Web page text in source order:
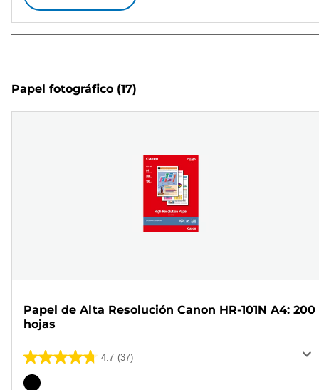
Papel fotográfico (17)
Papel de Alta Resolución Canon HR-101N A4: 200
hojas
4.7 (37)
4.7
de
Cartucho